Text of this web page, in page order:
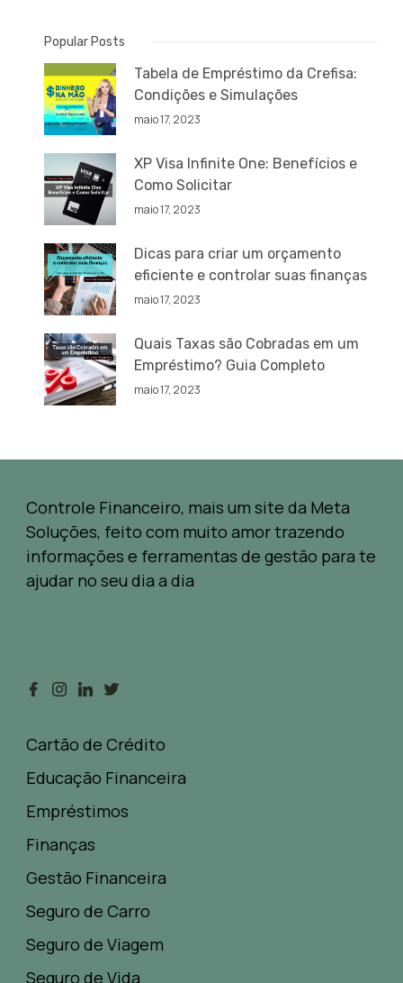
Popular Posts
Tabela de Empréstimo da Crefisa:
Condições e Simulações
maio 17, 2023
XP Visa Infinite One: Benefícios e
Como Solicitar
maio 17, 2023
Dicas para criar um orçamento
eficiente e controlar suas finanças
maio 17, 2023
Quais Taxas são Cobradas em um
Empréstimo? Guia Completo
maio 17, 2023
Controle Financeiro, mais um site da Meta
Soluções, feito com muito amor trazendo
informações e ferramentas de gestão para te
ajudar no seu dia a dia
Cartão de Crédito
Educação Financeira
Empréstimos
Finanças
Gestão Financeira
Seguro de Carro
Seguro de Viagem
Seguro de Vida